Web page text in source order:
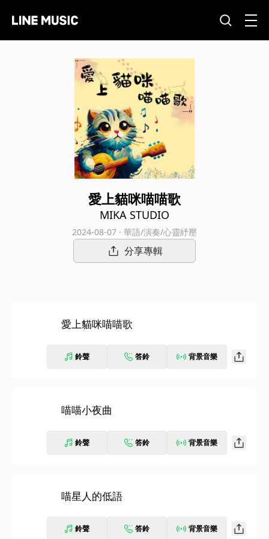
愛上貓咪喵喵歌
MIKA STUDIO
2024-08-07 · 華語/演奏/心靈紓壓
分享專輯
愛上貓咪喵喵歌
鈴聲 答鈴 背景音樂
喵喵小夜曲
鈴聲 答鈴 背景音樂
喵星人的低語
鈴聲 答鈴 背景音樂